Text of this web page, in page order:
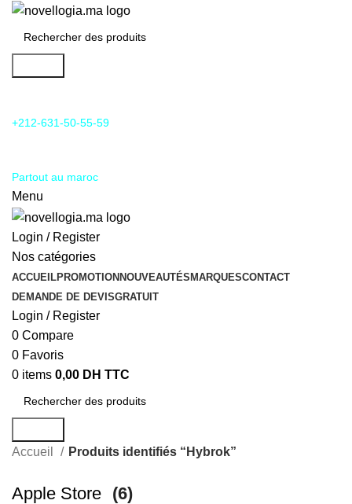
+212-631-50-55-59
Partout au maroc
Menu
Login / Register
Nos catégories
ACCUEILPROMOTIONNOUVEAUTÉSMARQUESCONTACT
DEMANDE DE DEVISGRATUIT
Login / Register
0 Compare
0 Favoris
0 items 0,00 DH TTC
Accueil
Produits identifiés “Hybrok”
Apple Store (6)